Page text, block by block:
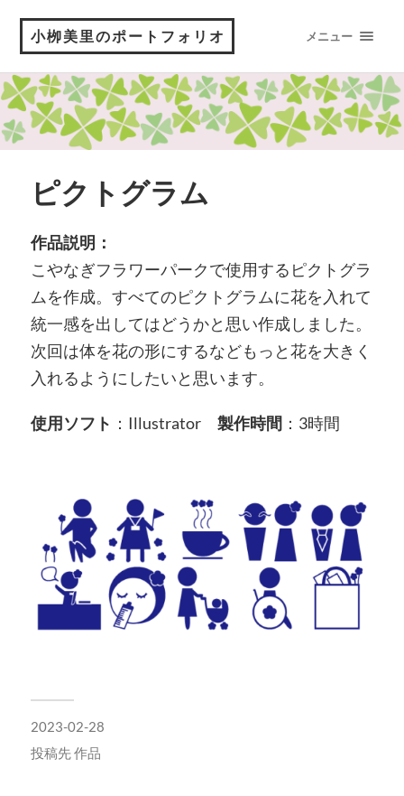
小栁美里のポートフォリオ メニュー
ピクトグラム
作品説明：
こやなぎフラワーパークで使用するピクトグラ
ムを作成。すべてのピクトグラムに花を入れて
統一感を出してはどうかと思い作成しました。
次回は体を花の形にするなどもっと花を大きく
入れるようにしたいと思います。
使用ソフト ：Illustrator 製作時間 ：3時間
2023-02-28
投稿先作品